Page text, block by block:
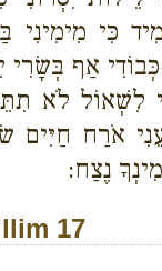
כִּי מִימִינִי
אַף
לִשְׁאוֹל לֹא
אֹרַח
נֶצַח:
17